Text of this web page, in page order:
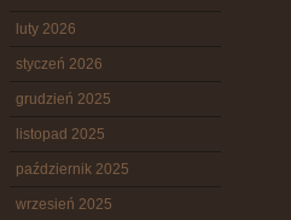
luty 2026
styczeń 2026
grudzień 2025
listopad 2025
październik 2025
wrzesień 2025